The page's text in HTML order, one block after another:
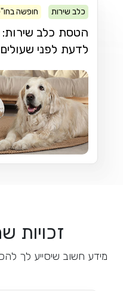
כלב שירות חופשה
הטסת כלב
לדעת לפני
זכויות
מידע חשוב שיסייע לך